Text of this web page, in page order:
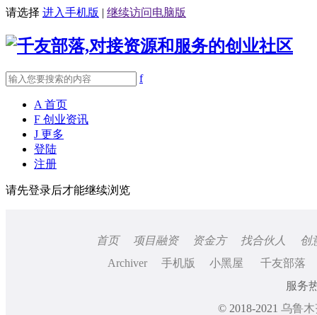
请选择 进入手机版 | 继续访问电脑版
f
A 首页
F 创业资讯
J 更多
登陆
注册
请先登录后才能继续浏览
首页 项目融资 资金方 找合伙人
创
Archiver
手机版 小黑屋
千友部落
服务
© 2018-2021 乌鲁